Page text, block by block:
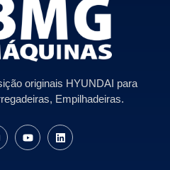
originais HYUNDAI para
Empilhadeiras.